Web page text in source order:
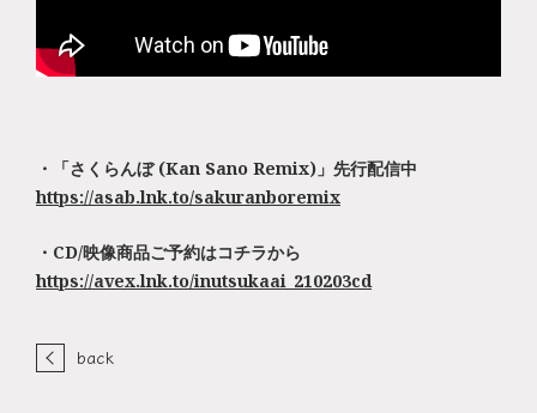
・「さくらんぼ (Kan Sano Remix)」先行配信中
https://asab.lnk.to/sakuranboremix
・CD/映像商品ご予約はコチラから
https://avex.lnk.to/inutsukaai_210203cd
back